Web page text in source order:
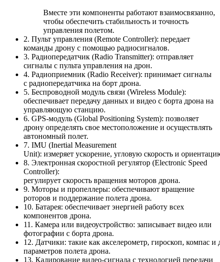
Вместе эти компоненты работают взаимосвязанно,
чтобы обеспечить стабильность и точность
управления полетом.
2. Пульт управления (Remote Controller): передает
команды дрону с помощью радиосигналов.
3. Радиопередатчик (Radio Transmitter): отправляет
сигналы с пульта управления на дрон.
4. Радиоприемник (Radio Receiver): принимает сигналы
с радиопередатчика на борт дрона.
5. Беспроводной модуль связи (Wireless Module):
обеспечивает передачу данных и видео с борта дрона на
управляющую станцию.
6. GPS-модуль (Global Positioning System): позволяет
дрону определять свое местоположение и осуществлять
автономный полет.
7. IMU (Inertial Measurement
Unit): измеряет ускорение, угловую скорость и
8. Электронная скоростной регулятор (Electronic Speed
Controller):
регулирует скорость вращения моторов дрона.
9. Моторы и пропеллеры: обеспечивают вращение
роторов и поддержание полета дрона.
10. Батарея: обеспечивает энергией работу всех
компонентов дрона.
11. Камера или видеоустройство: записывает видео или
фотографии с борта дрона.
12. Датчики: такие как акселерометр, гироскоп, компас
параметров полета дрона.
13. Кадирование видео-сигнала с технологией передачи